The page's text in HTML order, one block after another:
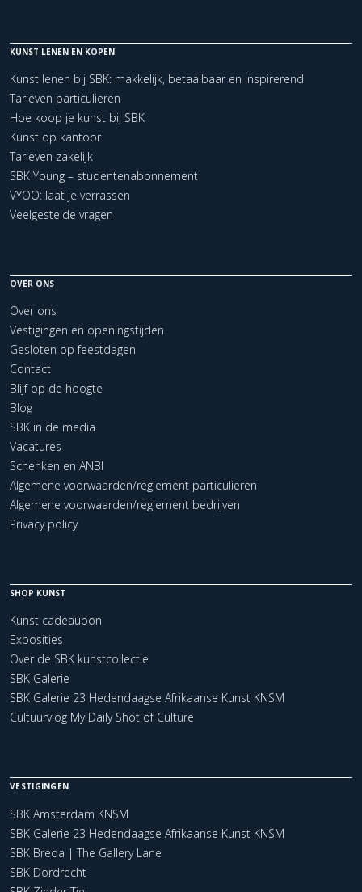
KUNST LENEN EN KOPEN
Kunst lenen bij SBK: makkelijk, betaalbaar en inspirerend
Tarieven particulieren
Hoe koop je kunst bij SBK
Kunst op kantoor
Tarieven zakelijk
SBK Young – studentenabonnement
VYOO: laat je verrassen
Veelgestelde vragen
OVER ONS
Over ons
Vestigingen en openingstijden
Gesloten op feestdagen
Contact
Blijf op de hoogte
Blog
SBK in de media
Vacatures
Schenken en ANBI
Algemene voorwaarden/reglement particulieren
Algemene voorwaarden/reglement bedrijven
Privacy policy
SHOP KUNST
Kunst cadeaubon
Exposities
Over de SBK kunstcollectie
SBK Galerie
SBK Galerie 23 Hedendaagse Afrikaanse Kunst KNSM
Cultuurvlog My Daily Shot of Culture
VESTIGINGEN
SBK Amsterdam KNSM
SBK Galerie 23 Hedendaagse Afrikaanse Kunst KNSM
SBK Breda | The Gallery Lane
SBK Dordrecht